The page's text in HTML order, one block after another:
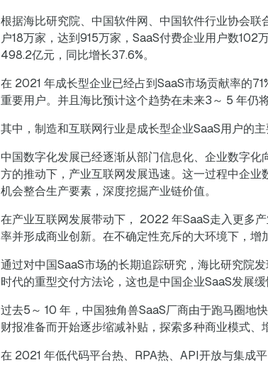
根据海比研究院、中国软件网、中国软件行业协会联
户18万家，达到915万家，SaaS付费企业用户数
498.2亿元，同比增长37.6%。
在 2021 年成长型企业已经占到SaaS市场贡献率的
重要用户。并且海比预计这个趋势在未来3～ 5 年仍
其中，制造和互联网行业是成长型企业SaaS用户的主
中国数字化发展已经逐渐从部门信息化、企业数字
方的推动下，产业互联网发展迅速。这一过程中企
机会整合生产要素，深度挖掘产业链价值。
在产业互联网发展带动下， 2022 年SaaS走入更多
率并形成商业创新。在不确定性充斥的大环境下，增
通过对中国SaaS市场的长期追踪研究，海比研究院
时代的重型交付方法论，这也是中国企业SaaS发展缓
过去5～ 10 年，中国独角兽SaaS厂商由于跑马圈地
财报准备而开始逐步缩减补贴，探索多种商业模式、
在 2021 年低代码平台热、RPA热、API开放与集成